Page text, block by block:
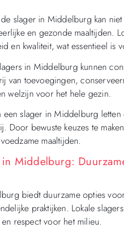
slager in Middelburg kan
en gezonde maaltijden.
en kwaliteit, wat essentieel is
in Middelburg kunnen
van toevoegingen,
welzijn voor het hele gezin.
slager in Middelburg
Door bewuste keuzes te
maaltijden.
Middelburg:
biedt duurzame opties
praktijken. Lokale
respect voor het milieu.